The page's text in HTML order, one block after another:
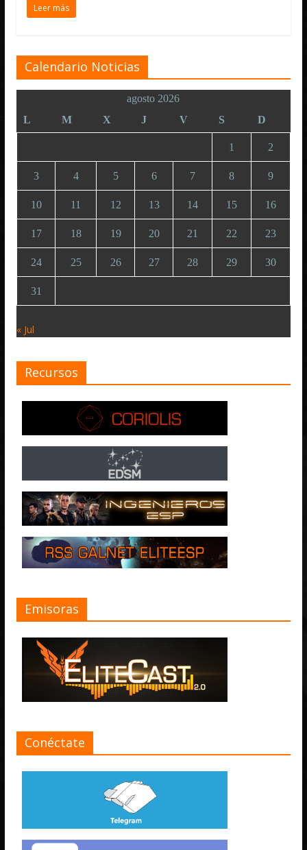
Leer más
Calendario Noticias
agosto 2026
L
M X J V S D
1 2
3 4 5 6 7 8 9
10 11 12 13 14 15 16
17 18 19 20 21 22 23
24 25 26 27 28 29 30
31
« Jul
Recursos
Emisoras
Conéctate